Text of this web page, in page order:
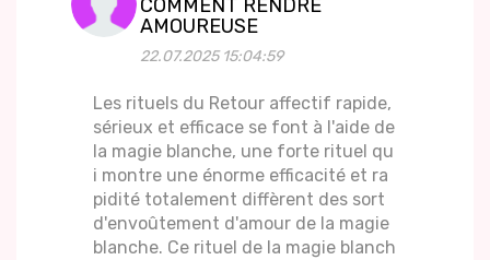
COMMENT RENDRE
AMOUREUSE
22.07.2025 15:04:59
Les rituels du Retour affectif rapide,
sérieux et efficace se font à l'aide de
la magie blanche, une forte rituel qu
i montre une énorme efficacité et ra
pidité totalement diffèrent des sort
d'envoûtement d'amour de la magie
blanche. Ce rituel de la magie blanch